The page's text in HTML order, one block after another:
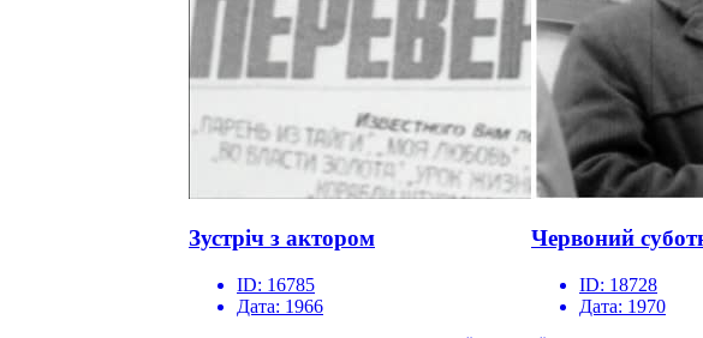
Зустріч з актором
ID: 16785
Дата: 1966
Червоний
ID: 18728
Дата: 1970